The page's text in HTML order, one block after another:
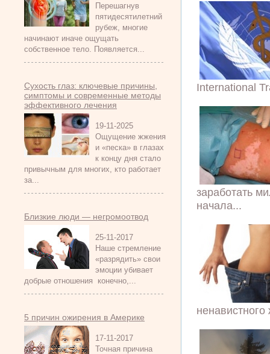
Перешагнув
пятидесятилетний
рубеж, многие
начинают иначе ощущать
собственное тело. Появляется...
Сухость глаз: ключевые причины,
симптомы и современные методы
эффективного лечения
19-11-2025
Ощущение жжения
и «песка» в глазах
к концу дня стало
привычным для многих, кто работает
за...
Близкие люди — негромоотвод
25-11-2017
Наше стремление
«разрядить» свои
эмоции убивает
добрые отношения конечно,...
5 причин ожирения в Америке
17-11-2017
Точная причина
International
заработать
начала...